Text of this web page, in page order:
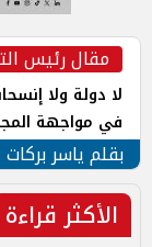
مقال رئيس
لا دولة ولا
في مواجهة
بقلم ياسر بركات
الأكثر قراءة